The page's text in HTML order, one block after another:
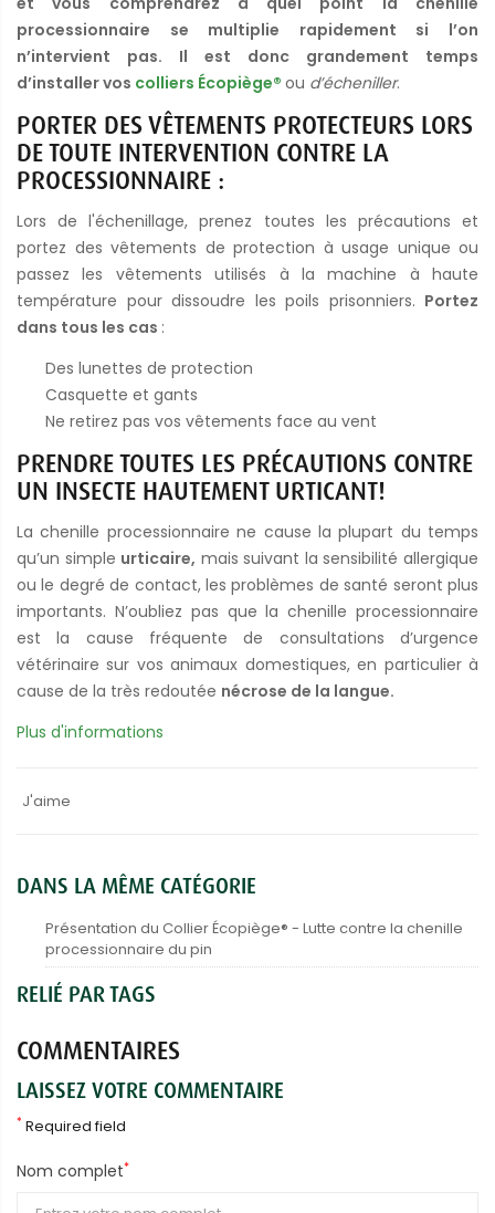
processionnaire se multiplie rapidement si l’on
n’intervient pas. Il est donc grandement temps
d’installer vos colliers Écopiège® ou d’écheniller.
PORTER DES VÊTEMENTS PROTECTEURS LORS
DE TOUTE INTERVENTION CONTRE LA
PROCESSIONNAIRE :
Lors de l'échenillage, prenez toutes les précautions et
portez des vêtements de protection à usage unique ou
passez les vêtements utilisés à la machine à haute
température pour dissoudre les poils prisonniers. Portez
dans tous les cas :
Des lunettes de protection
Casquette et gants
Ne retirez pas vos vêtements face au vent
PRENDRE TOUTES LES PRÉCAUTIONS CONTRE
UN INSECTE HAUTEMENT URTICANT!
La chenille processionnaire ne cause la plupart du temps
qu’un simple urticaire, mais suivant la sensibilité allergique
ou le degré de contact, les problèmes de santé seront plus
importants. N’oubliez pas que la chenille processionnaire
est la cause fréquente de consultations d’urgence
vétérinaire sur vos animaux domestiques, en particulier à
cause de la très redoutée nécrose de la langue.
Plus d'informations
J'aime
DANS LA MÊME CATÉGORIE
Présentation du Collier Écopiège® - Lutte contre la chenille
processionnaire du pin
RELIÉ PAR TAGS
COMMENTAIRES
LAISSEZ VOTRE COMMENTAIRE
* Required field
Nom complet*